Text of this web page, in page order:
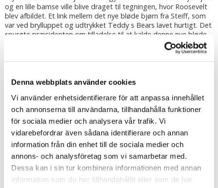
Denna webbplats använder cookies
Vi använder enhetsidentifierare för att anpassa innehållet
och annonserna till användarna, tillhandahålla funktioner
för sociala medier och analysera vår trafik. Vi
vidarebefordrar även sådana identifierare och annan
information från din enhet till de sociala medier och
annons- och analysföretag som vi samarbetar med.
Dessa kan i sin tur kombinera informationen med annan
information som du har tillhandahållit eller som de har
og en lille bamse ville blive draget til tegningen, hvor Roosevelt
blev afbildet. Et link mellem det nye bløde bjørn fra Steiff, som
var ved brylluppet og udtrykket Teddy s Bears lavet hurtigt. Det
spurgte præsidenten om tilladelse til at kalde denne nye bløde
Nogle af Steiff bamser har bevaret den klassiske Teddy Björn
karakteristiske pukkel i nakken. Disse bamser har ende arme og
et mere moderne udseende, Bruins har en kortere snude,
rundere former og har i de fleste tilfælde, ikke bevæger leddene,
men er helt bløde i kroppen.
Alle bamser fra Steiff er dækket med en tygtag fastgør med en
knap i bamse ene øre. Farven på den konto har en anden
betydning:
GUL TAG betyder, at produktet er omfattet af Steiff normale
sortiment.